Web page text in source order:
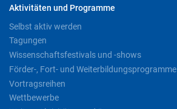
Aktivitäten und Programme
Selbst aktiv werden
Tagungen
Wissenschaftsfestivals und -shows
Förder-, Fort- und Weiterbildungsprogramme
Vortragsreihen
Wettbewerbe